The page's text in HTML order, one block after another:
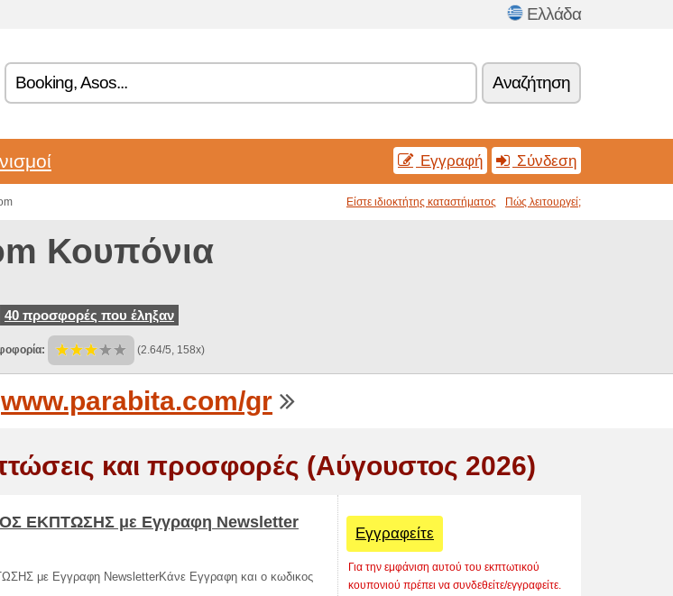
Ελλάδα
Αναζήτηση
Εγγραφή Σύνδεση
Είστε ιδιοκτήτης καταστήματος Πώς λειτουργεί;
Κουπόνια
40 προσφορές που έληξαν
(2.64/5, 158x)
www.parabita.com/gr
και προσφορές (Αύγουστος 2026)
ΕΚΠΤΩΣΗΣ με Εγγραφη Newsletter
με Εγγραφη NewsletterΚάνε Εγγραφη και ο κωδικος
Εγγραφείτε
Για την εμφάνιση αυτού του εκπτωτικού
κουπονιού πρέπει να συνδεθείτε/εγγραφείτε.